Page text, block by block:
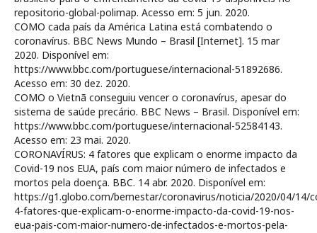
repositorio-global-polimap. Acesso em: 5 jun. 2020.
COMO cada país da América Latina está combatendo o
coronavírus. BBC News Mundo – Brasil [Internet]. 15 mar
2020. Disponível em:
https://www.bbc.com/portuguese/internacional-51892686.
Acesso em: 30 dez. 2020.
COMO o Vietnã conseguiu vencer o coronavírus, apesar do
sistema de saúde precário. BBC News – Brasil. Disponível em:
https://www.bbc.com/portuguese/internacional-52584143.
Acesso em: 23 mai. 2020.
CORONAVÍRUS: 4 fatores que explicam o enorme impacto da
Covid-19 nos EUA, país com maior número de infectados e
mortos pela doença. BBC. 14 abr. 2020. Disponível em:
https://g1.globo.com/bemestar/coronavirus/noticia/2020/04/14/
4-fatores-que-explicam-o-enorme-impacto-da-covid-19-nos-
eua-pais-com-maior-numero-de-infectados-e-mortos-pela-